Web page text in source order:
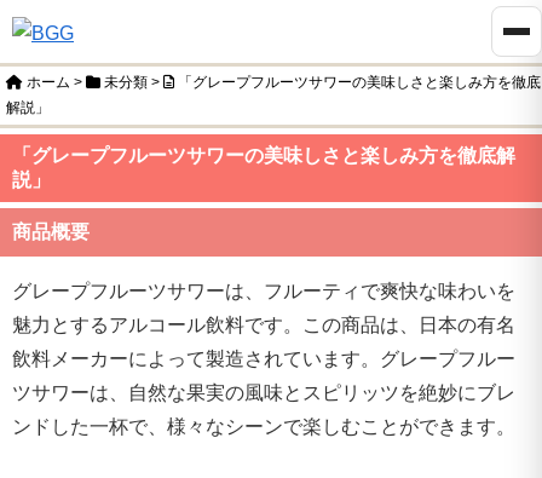
ホーム > 未分類 >
「グレープフルーツサワーの美味しさと楽しみ方を徹底
解説」
「グレープフルーツサワーの美味しさと楽しみ方を徹底解
説」
商品概要
グレープフルーツサワーは、フルーティで爽快な味わいを
魅力とするアルコール飲料です。この商品は、日本の有名
飲料メーカーによって製造されています。グレープフルー
ツサワーは、自然な果実の風味とスピリッツを絶妙にブレ
ンドした一杯で、様々なシーンで楽しむことができます。